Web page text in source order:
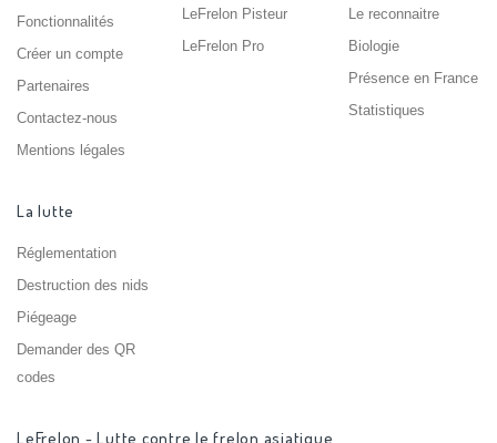
Fonctionnalités
Créer un compte
Partenaires
Contactez-nous
Mentions légales
LeFrelon Pisteur
LeFrelon Pro
Le reconnaitre
Biologie
Présence en France
Statistiques
La lutte
Réglementation
Destruction des nids
Piégeage
Demander des QR
codes
LeFrelon - Lutte contre le frelon asiatique